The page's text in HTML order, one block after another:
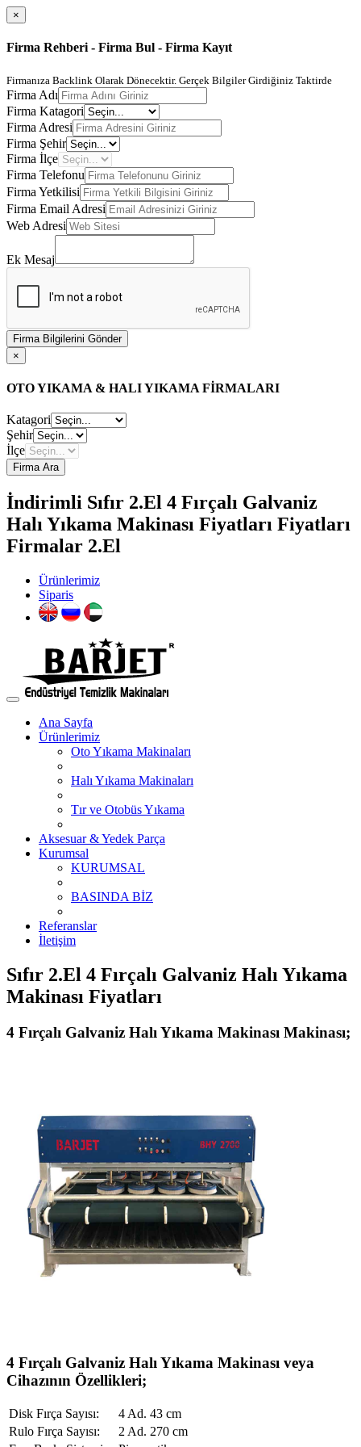
×
Firma Rehberi - Firma Bul - Firma Kayıt
Firmanıza Backlink Olarak Dönecektir. Gerçek Bilgiler Girdiğiniz Taktirde
Firma Adı
Firma Katagori
Firma Adresi
Firma Şehir
Firma İlçe
Firma Telefonu
Firma Yetkilisi
Firma Email Adresi
Web Adresi
Ek Mesaj
Firma Bilgilerini Gönder
×
OTO YIKAMA & HALI YIKAMA FİRMALARI
Katagori
Şehir
İlçe
Firma Ara
İndirimli Sıfır 2.El 4 Fırçalı Galvaniz
Halı Yıkama Makinası Fiyatları Fiyatları
Firmalar 2.El
Ürünlerimiz
Siparis
Ana Sayfa
Ürünlerimiz
Oto Yıkama Makinaları
Halı Yıkama Makinaları
Tır ve Otobüs Yıkama
Aksesuar & Yedek Parça
Kurumsal
KURUMSAL
BASINDA BİZ
Referanslar
İletişim
Sıfır 2.El 4 Fırçalı Galvaniz Halı Yıkama
Makinası Fiyatları
4 Fırçalı Galvaniz Halı Yıkama Makinası Makinası;
4 Fırçalı Galvaniz Halı Yıkama Makinası veya
Cihazının Özellikleri;
Disk Fırça Sayısı:
4 Ad. 43 cm
Rulo Fırça Sayısı:
2 Ad. 270 cm